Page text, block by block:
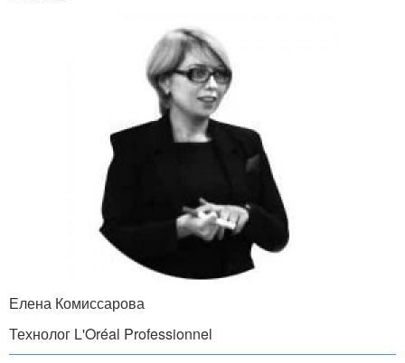
Елена Комиссарова
Технолог L'Oréal Professionnel